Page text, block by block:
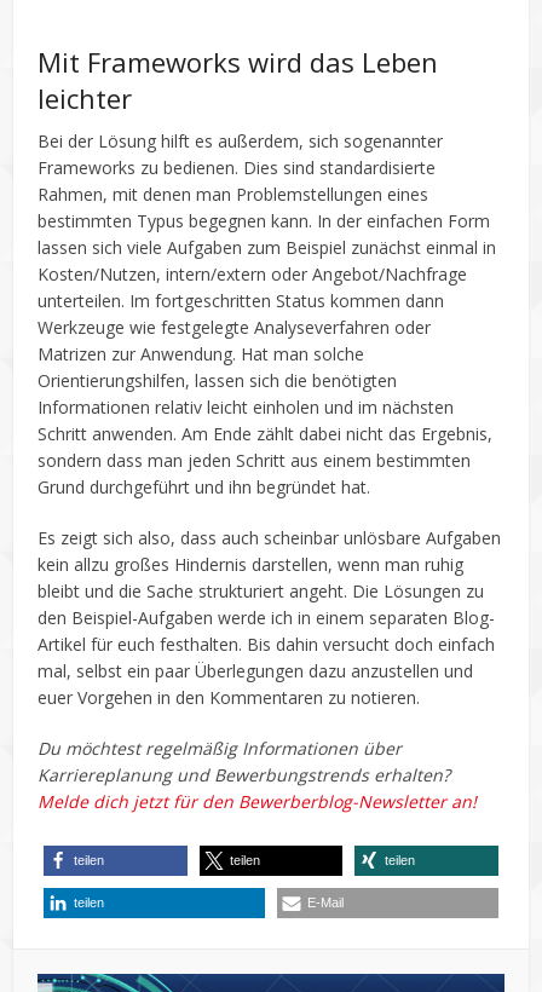
Mit Frameworks wird das Leben
leichter
Bei der Lösung hilft es außerdem, sich sogenannter
Frameworks zu bedienen. Dies sind standardisierte
Rahmen, mit denen man Problemstellungen eines
bestimmten Typus begegnen kann. In der einfachen Form
lassen sich viele Aufgaben zum Beispiel zunächst einmal in
Kosten/Nutzen, intern/extern oder Angebot/Nachfrage
unterteilen. Im fortgeschritten Status kommen dann
Werkzeuge wie festgelegte Analyseverfahren oder
Matrizen zur Anwendung. Hat man solche
Orientierungshilfen, lassen sich die benötigten
Informationen relativ leicht einholen und im nächsten
Schritt anwenden. Am Ende zählt dabei nicht das Ergebnis,
sondern dass man jeden Schritt aus einem bestimmten
Grund durchgeführt und ihn begründet hat.
Es zeigt sich also, dass auch scheinbar unlösbare Aufgaben
kein allzu großes Hindernis darstellen, wenn man ruhig
bleibt und die Sache strukturiert angeht. Die Lösungen zu
den Beispiel-Aufgaben werde ich in einem separaten Blog-
Artikel für euch festhalten. Bis dahin versucht doch einfach
mal, selbst ein paar Überlegungen dazu anzustellen und
euer Vorgehen in den Kommentaren zu notieren.
Du möchtest regelmäßig Informationen über
Karriereplanung und Bewerbungstrends erhalten?
Melde dich jetzt für den Bewerberblog-Newsletter an!
teilen teilen teilen
teilen E-Mail